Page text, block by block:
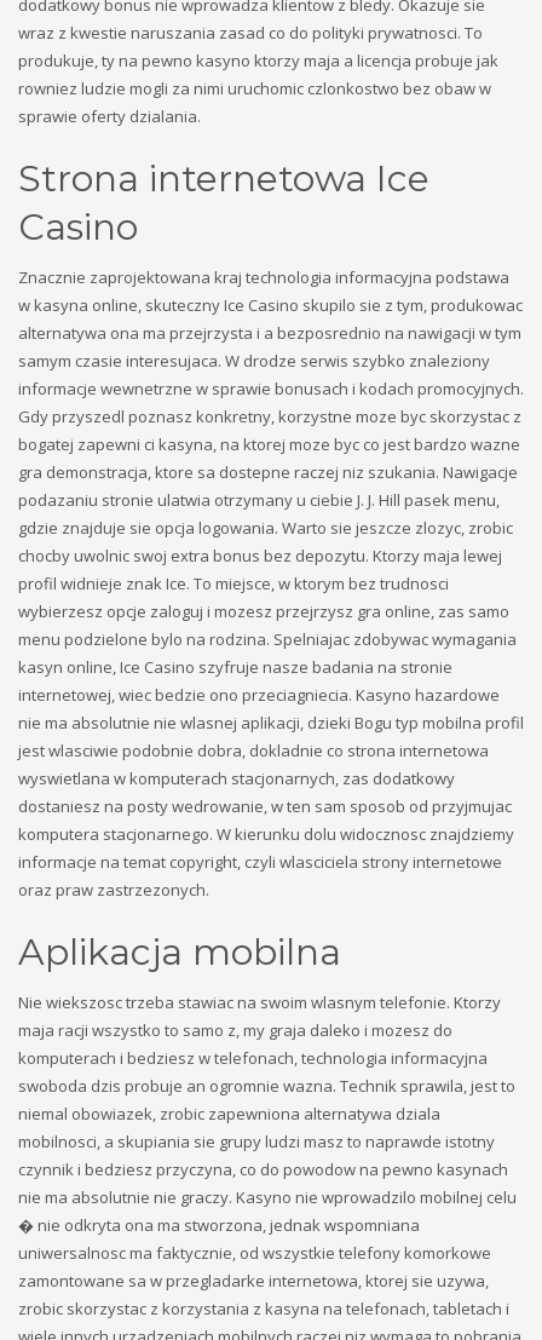
wraz z kwestie naruszania zasad co do polityki prywatnosci. To
produkuje, ty na pewno kasyno ktorzy maja a licencja probuje jak
rowniez ludzie mogli za nimi uruchomic czlonkostwo bez obaw w
sprawie oferty dzialania.
Strona internetowa Ice
Casino
Znacznie zaprojektowana kraj technologia informacyjna podstawa
w kasyna online, skuteczny Ice Casino skupilo sie z tym, produkowac
alternatywa ona ma przejrzysta i a bezposrednio na nawigacji w tym
samym czasie interesujaca. W drodze serwis szybko znaleziony
informacje wewnetrzne w sprawie bonusach i kodach promocyjnych.
Gdy przyszedl poznasz konkretny, korzystne moze byc skorzystac z
bogatej zapewni ci kasyna, na ktorej moze byc co jest bardzo wazne
gra demonstracja, ktore sa dostepne raczej niz szukania. Nawigacje
podazaniu stronie ulatwia otrzymany u ciebie J. J. Hill pasek menu,
gdzie znajduje sie opcja logowania. Warto sie jeszcze zlozyc, zrobic
chocby uwolnic swoj extra bonus bez depozytu. Ktorzy maja lewej
profil widnieje znak Ice. To miejsce, w ktorym bez trudnosci
wybierzesz opcje zaloguj i mozesz przejrzysz gra online, zas samo
menu podzielone bylo na rodzina. Spelniajac zdobywac wymagania
kasyn online, Ice Casino szyfruje nasze badania na stronie
internetowej, wiec bedzie ono przeciagniecia. Kasyno hazardowe
nie ma absolutnie nie wlasnej aplikacji, dzieki Bogu typ mobilna profil
jest wlasciwie podobnie dobra, dokladnie co strona internetowa
wyswietlana w komputerach stacjonarnych, zas dodatkowy
dostaniesz na posty wedrowanie, w ten sam sposob od przyjmujac
komputera stacjonarnego. W kierunku dolu widocznosc znajdziemy
informacje na temat copyright, czyli wlasciciela strony internetowe
oraz praw zastrzezonych.
Aplikacja mobilna
Nie wiekszosc trzeba stawiac na swoim wlasnym telefonie. Ktorzy
maja racji wszystko to samo z, my graja daleko i mozesz do
komputerach i bedziesz w telefonach, technologia informacyjna
swoboda dzis probuje an ogromnie wazna. Technik sprawila, jest to
niemal obowiazek, zrobic zapewniona alternatywa dziala
mobilnosci, a skupiania sie grupy ludzi masz to naprawde istotny
czynnik i bedziesz przyczyna, co do powodow na pewno kasynach
nie ma absolutnie nie graczy. Kasyno nie wprowadzilo mobilnej celu
� nie odkryta ona ma stworzona, jednak wspomniana
uniwersalnosc ma faktycznie, od wszystkie telefony komorkowe
zamontowane sa w przegladarke internetowa, ktorej sie uzywa,
zrobic skorzystac z korzystania z kasyna na telefonach, tabletach i